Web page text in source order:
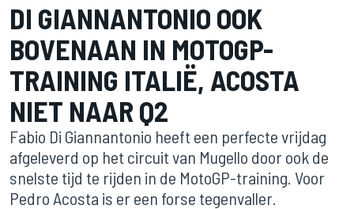
DI GIANNANTONIO OOK
BOVENAAN IN MOTOGP-
TRAINING ITALIË, ACOSTA
NIET NAAR Q2
Fabio Di Giannantonio heeft een perfecte vrijdag
afgeleverd op het circuit van Mugello door ook de
snelste tijd te rijden in de MotoGP-training. Voor
Pedro Acosta is er een forse tegenvaller.